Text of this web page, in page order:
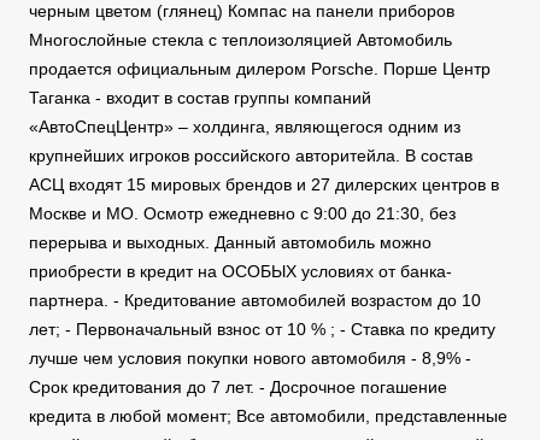
черным цветом (глянец) Компас на панели приборов
Многослойные стекла с теплоизоляцией Автомобиль
продается официальным дилером Porsche. Порше Центр
Таганка - входит в состав группы компаний
«АвтоСпецЦентр» – холдинга, являющегося одним из
крупнейших игроков российского авторитейла. В состав
АСЦ входят 15 мировых брендов и 27 дилерских центров в
Москве и МО. Осмотр ежедневно с 9:00 до 21:30, без
перерыва и выходных. Данный автомобиль можно
приобрести в кредит на ОСОБЫХ условиях от банка-
партнера. - Кредитование автомобилей возрастом до 10
лет; - Первоначальный взнос от 10 % ; - Ставка по кредиту
лучше чем условия покупки нового автомобиля - 8,9% -
Срок кредитования до 7 лет. - Досрочное погашение
кредита в любой момент; Все автомобили, представленные